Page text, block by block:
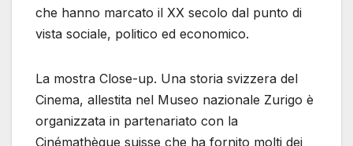
che hanno marcato il XX secolo dal punto di
vista sociale, politico ed economico.
La mostra Close-up. Una storia svizzera del
Cinema, allestita nel Museo nazionale Zurigo è
organizzata in partenariato con la
Cinémathèque suisse che ha fornito molti dei